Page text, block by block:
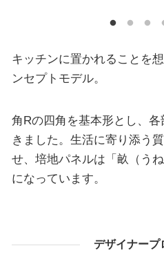
キッチンに置かれることを
ンセプトモデル。
角Rの四角を基本形とし、
きました。生活に寄り添う
せ、培地パネルは「畝（う
になっています。
デザイナープ